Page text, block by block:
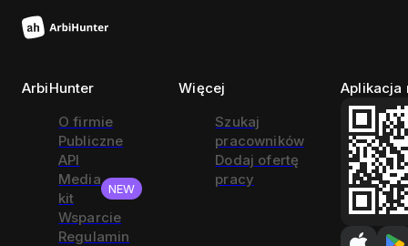
ArbiHunter
O firmie
Publiczne
API
Media
kit
NEW
Wsparcie
Regulamin
Więcej
Szukaj
pracowników
Dodaj ofertę
pracy
Aplikacja